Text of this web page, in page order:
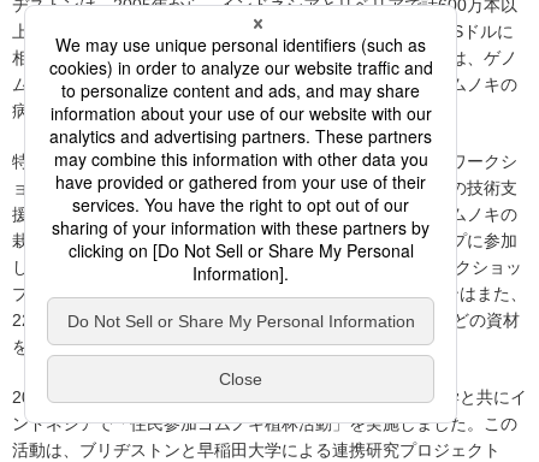
ヂストンは、2005年から、インドネシアとリベリアで計600万本以
上の苗木を小規模農家へ配付し、世界では総額約2.7百万USドルに
相当する苗木を寄付しています。さらに、ブリヂストンでは、ゲノ
ムデータを利用して育種技術や栽培方法を改良し、パラゴムノキの
病害耐性や生産性の向上に貢献しています。
特に、東南アジアでは、小規模農家向けの播種成功率向上ワークシ
ョップを主催して、自社農園で開発した生産性向上のための技術支
援をしており、毎年、数百の小規模農家が高品質のパラゴムノキの
栽培や移植、病害の防除や最適な採取方法のワークショップに参加
しています。2025年には、インドネシアで開催されたワークショッ
プに約3,700軒の小規模農家が参加しました。ブリヂストンはまた、
22,000軒以上の小規模農家に対しゴムの木や採取キットなどの資材
を寄贈しました。
2012年から2020年にかけて、ブリヂストンは、早稲田大学と共にイ
ンドネシアで「住民参加ゴムノキ植林活動」を実施しました。この
活動は、ブリヂストンと早稲田大学による連携研究プロジェクト